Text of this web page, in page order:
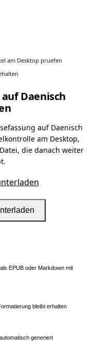
am Desktop pruefen
auf Daenisch
auf Daenisch
am Desktop,
die danach weiter
EPUB oder Markdown mit
bleibt erhalten
generiert